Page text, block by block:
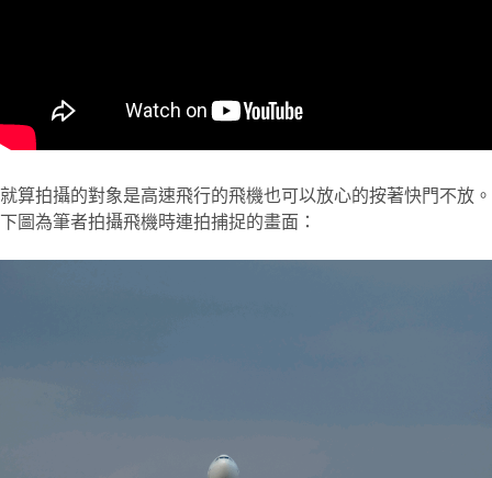
就算拍攝的對象是高速飛行的飛機也可以放心的按著快門不放。
下圖為筆者拍攝飛機時連拍捕捉的畫面：